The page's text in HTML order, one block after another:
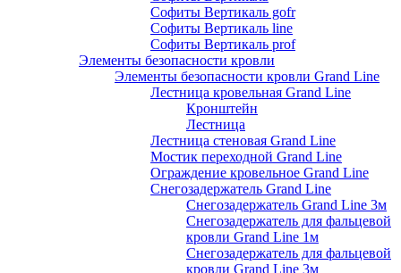
Софиты Вертикаль gofr
Софиты Вертикаль line
Софиты Вертикаль prof
Элементы безопасности кровли
Элементы безопасности кровли Grand Line
Лестница кровельная Grand Line
Кронштейн
Лестница
Лестница стеновая Grand Line
Мостик переходной Grand Line
Ограждение кровельное Grand Line
Снегозадержатель Grand Line
Снегозадержатель Grand Line 3м
Снегозадержатель для фальцевой
кровли Grand Line 1м
Снегозадержатель для фальцевой
кровли Grand Line 3м